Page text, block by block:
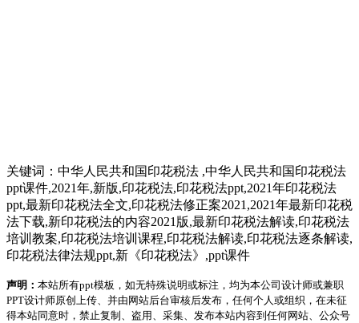
关键词：中华人民共和国印花税法 ,中华人民共和国印花税法
ppt课件,2021年,新版,印花税法,印花税法ppt,2021年印花税法
ppt,最新印花税法全文,印花税法修正案2021,2021年最新印花税
法下载,新印花税法的内容2021版,最新印花税法解读,印花税法
培训教案,印花税法培训课程,印花税法解读,印花税法逐条解读,
印花税法律法规ppt,新《印花税法》,ppt课件
声明： 本站所有ppt模板，如无特殊说明或标注，均为本公司设计师或兼职
PPT设计师原创上传、并由网站后台审核后发布，任何个人或组织，在未征
得本站同意时，禁止复制、盗用、采集、发布本站内容到任何网站、公众号